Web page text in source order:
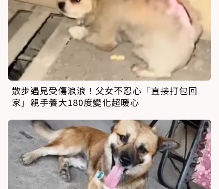
散步遇見受傷浪浪！父女不忍心「直接打包回
家」親手養大180度變化超暖心